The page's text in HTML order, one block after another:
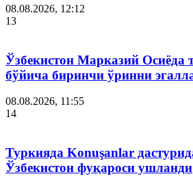
08.08.2026, 12:12
13
Ўзбекистон Марказий Осиёда
бўйича биринчи ўринни
08.08.2026, 11:55
14
Туркияда Konuşanlar
Ўзбекистон фуқароси ушланди